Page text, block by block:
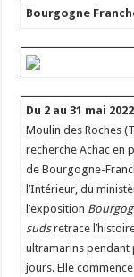
Bourgogne
Du 2 au 31 mai 2022
Moulin des Roches
recherche Achac en
de Bourgogne-
l’Intérieur, du
l’exposition
sudsretrace
ultramarins pendant
jours. Elle